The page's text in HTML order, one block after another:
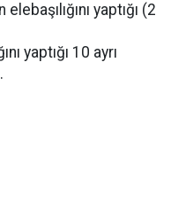
elebaşılığını yaptığı (2
yaptığı 10 ayrı